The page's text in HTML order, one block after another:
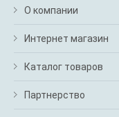
О компании
Интернет магазин
Каталог товаров
Партнерство